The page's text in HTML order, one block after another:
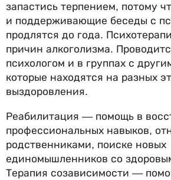
запастись терпением, потому
и поддерживающие беседы с
продлятся до года.
причин алкоголизма.
психологом и в группах с
которые находятся на разных
выздоровления.
Реабилитация — помощь в
профессиональных навыков,
родственниками, поиске новых
единомышленников со
Терапия созависимости —